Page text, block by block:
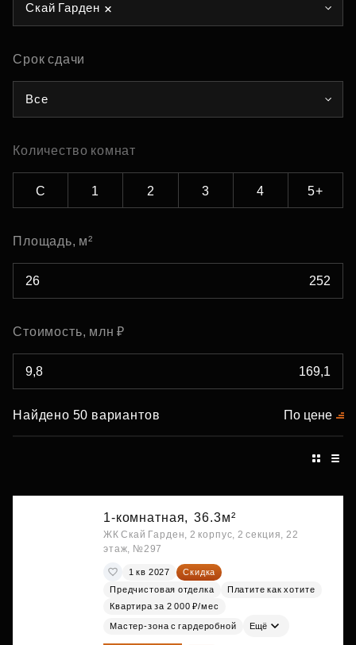
Скай Гарден
Срок сдачи
Все
Количество комнат
С 1 2 3 4 5+
Площадь, м²
Стоимость, млн ₽
Найдено 50 вариантов По цене
1-комнатная, 36.3м²
ЖК Скай Гарден, 2 корпус, 2 секция, 22
этаж, №297
1 кв 2027
Скидка
Предчистовая отделка
Платите как хотите
Квартира за 2 000 ₽/мес
Мастер-зона с гардеробной Ещё